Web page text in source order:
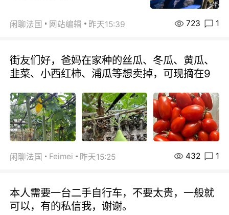
闲聊法国 网站编辑 昨天15:39 723 1
街友们好，爸妈在家种的丝瓜、冬瓜、黄瓜、
韭菜、小西红柿、浦瓜等想卖掉，可现摘在9
闲聊法国 Feimei 昨天15:25 432 1
本人需要一台二手自行车，不要太贵，一般就
可以，有的私信我，谢谢。